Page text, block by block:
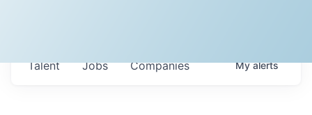
Jobs Companies
Talent Myalerts